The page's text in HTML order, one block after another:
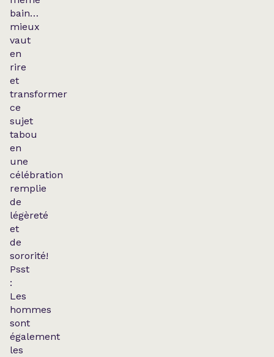
bain…
mieux
vaut
en
rire
et
transformer
ce
sujet
tabou
en
une
célébration
remplie
de
légèreté
et
de
sororité!
Psst
:
Les
hommes
sont
également
les